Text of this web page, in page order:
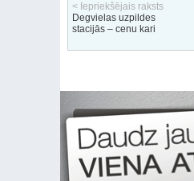
< Iepriekšējais raksts
Degvielas uzpildes
stacijās – cenu kari